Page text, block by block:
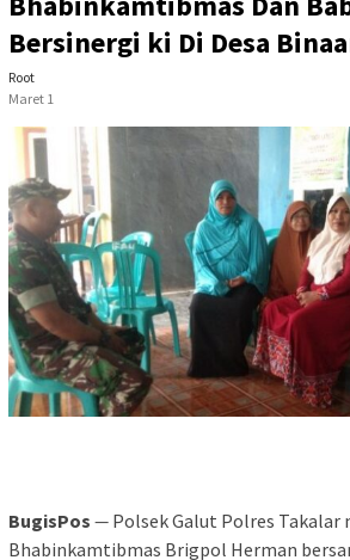
Bersinergi ki Di Desa
Root
Maret 1
BugisPos — Polsek Galut Polres Takalar
Bhabinkamtibmas Brigpol Herman